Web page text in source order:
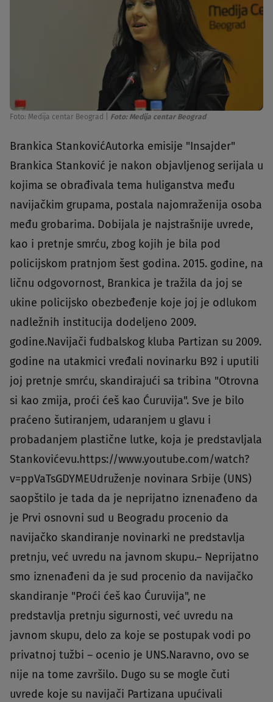
Foto: Medija centar Beograd Foto: Medija centar Beograd
Brankica StankovićAutorka emisije "Insajder"
Brankica Stanković je nakon objavljenog serijala u
kojima se obrađivala tema huliganstva među
navijačkim grupama, postala najomraženija osoba
među grobarima. Dobijala je najstrašnije uvrede,
kao i pretnje smrću, zbog kojih je bila pod
policijskom pratnjom šest godina. 2015. godine, na
ličnu odgovornost, Brankica je tražila da joj se
ukine policijsko obezbeđenje koje joj je odlukom
nadležnih institucija dodeljeno 2009.
godine.Navijači fudbalskog kluba Partizan su 2009.
godine na utakmici vređali novinarku B92 i uputili
joj pretnje smrću, skandirajući sa tribina "Otrovna
si kao zmija, proći ćeš kao Ćuruvija". Sve je bilo
praćeno šutiranjem, udaranjem u glavu i
probadanjem plastične lutke, koja je predstavljala
Stankovićevu.https://www.youtube.com/watch?
v=ppVaTsGDYMEUdruženje novinara Srbije (UNS)
saopštilo je tada da je neprijatno iznenađeno da
je Prvi osnovni sud u Beogradu procenio da
navijačko skandiranje novinarki ne predstavlja
pretnju, već uvredu na javnom skupu.– Neprijatno
smo iznenađeni da je sud procenio da navijačko
skandiranje "Proći ćeš kao Ćuruvija", ne
predstavlja pretnju sigurnosti, već uvredu na
javnom skupu, delo za koje se postupak vodi po
privatnoj tužbi – ocenio je UNS.Naravno, ovo se
nije na tome završilo. Dugo su se mogle čuti
uvrede koje su navijači Partizana upućivali